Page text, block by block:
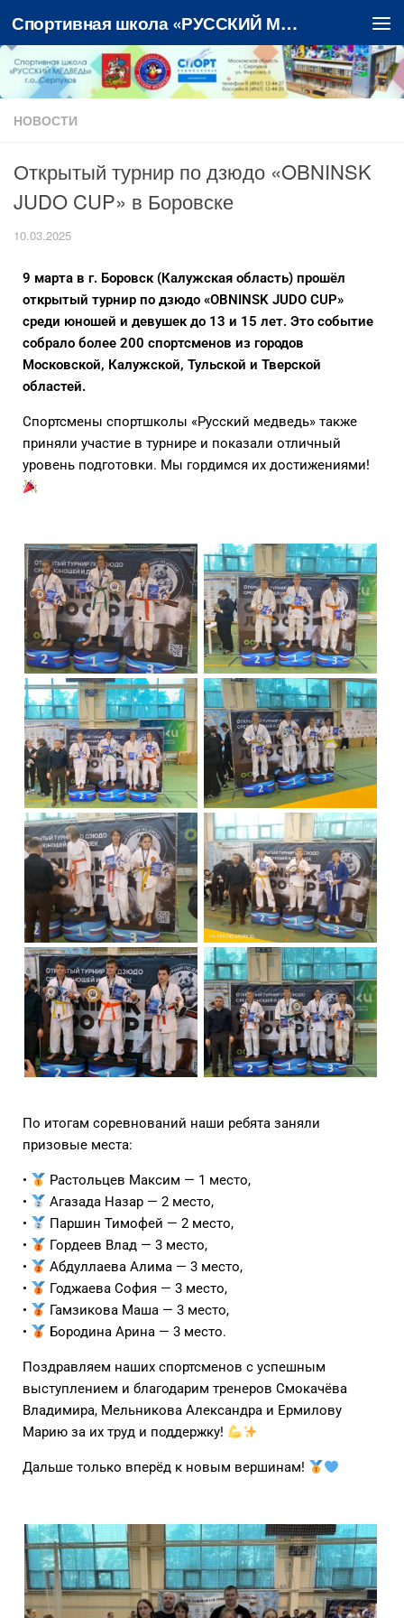
Перейти к содержимому Спортивная школа «РУССКИЙ МЕДВЕДЬ»
НОВОСТИ
Открытый турнир по дзюдо «OBNINSK
JUDO CUP» в Боровске
10.03.2025
9 марта в г. Боровск (Калужская область) прошёл
открытый турнир по дзюдо «OBNINSK JUDO CUP»
среди юношей и девушек до 13 и 15 лет. Это событие
собрало более 200 спортсменов из городов
Московской, Калужской, Тульской и Тверской
областей.
Спортсмены спортшколы «Русский медведь» также
приняли участие в турнире и показали отличный
уровень подготовки. Мы гордимся их достижениями!
По итогам соревнований наши ребята заняли
призовые места:
•
Растольцев Максим — 1 место,
•
Агазада Назар — 2 место,
•
Паршин Тимофей — 2 место,
•
Гордеев Влад — 3 место,
•
Абдуллаева Алима — 3 место,
•
Годжаева София — 3 место,
•
Гамзикова Маша — 3 место,
•
Бородина Арина — 3 место.
Поздравляем наших спортсменов с успешным
выступлением и благодарим тренеров Смокачёва
Владимира, Мельникова Александра и Ермилову
Марию за их труд и поддержку!
Дальше только вперёд к новым вершинам!